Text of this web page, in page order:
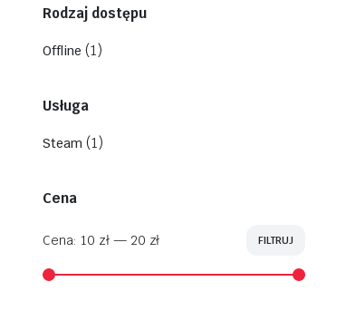
Rodzaj dostępu
Offline (1)
Usługa
Steam (1)
Cena
FILTRUJ
Cena: 10 zł— 20 zł